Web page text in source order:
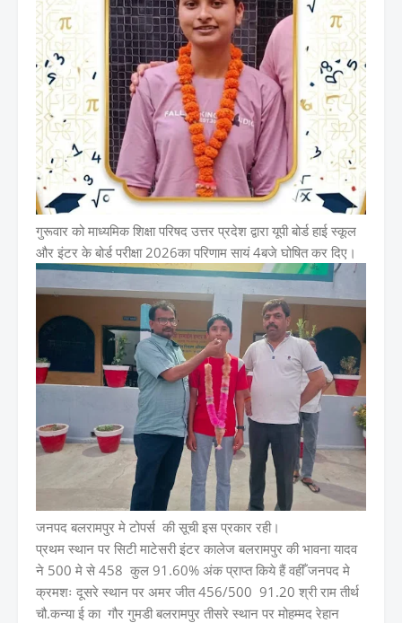
गुरूवार को माध्यमिक शिक्षा परिषद उत्तर प्रदेश द्वारा यूपी बोर्ड हाई स्कूल
और इंटर के बोर्ड परीक्षा 2026का परिणाम सायं 4बजे घोषित कर दिए।
जनपद बलरामपुर मे टोपर्स की सूची इस प्रकार रही।
प्रथम स्थान पर सिटी माटेसरी इंटर कालेज बलरामपुर की भावना यादव
ने 500 मे से 458 कुल 91.60% अंक प्राप्त किये हैं वहीँ जनपद मे
क्रमशः दूसरे स्थान पर अमर जीत 456/500 91.20 श्री राम तीर्थ
चौ.कन्या ई का गौर गुमडी बलरामपुर तीसरे स्थान पर मोहम्मद रेहान